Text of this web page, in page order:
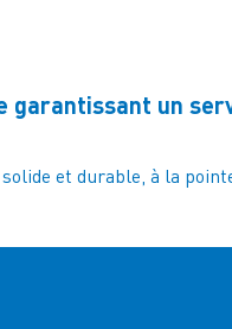
garantissant un
et durable, à la